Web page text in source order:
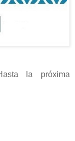
la próxima